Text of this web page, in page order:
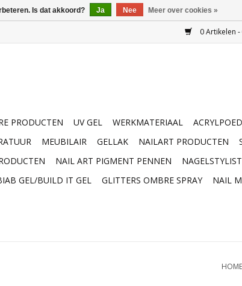
0 Artikelen -
PRODUCTEN UV GEL WERKMATERIAAL
MEUBILAIR GELLAK NAILART PRODUCTEN
NAIL ART PIGMENT PENNEN
GEL/BUILD IT GEL GLITTERS OMBRE SPRAY NAIL
HOME
Is dat akkoord? Ja Nee Meer over cookies »